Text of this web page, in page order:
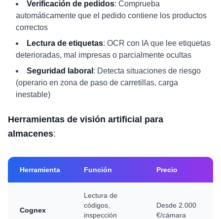
Verificación de pedidos: Comprueba
automáticamente que el pedido contiene los productos
correctos
Lectura de etiquetas: OCR con IA que lee etiquetas
deterioradas, mal impresas o parcialmente ocultas
Seguridad laboral : Detecta situaciones de riesgo
(operario en zona de paso de carretillas, carga
inestable)
Herramientas de visión artificial para
almacenes:
Herramienta Función Precio
Cognex
Lectura de
códigos,
inspección
Desde 2.000
€/cámara